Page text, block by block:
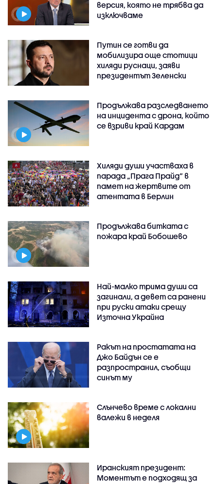
версия, която не трябва да
изключваме
Путин се готви да
мобилизира още стотици
хиляди руснаци, заяви
президентът Зеленски
Продължава разследването
на инцидента с дрона, който
се взриви край Кардам
Хиляди души участваха в
парада „Прага Прайд“ в
памет на жертвите от
атентата в Берлин
Продължава битката с
пожара край Бобошево
Най-малко трима души са
загинали, а девет са ранени
при руски атаки срещу
Източна Украйна
Ракът на простатата на
Джо Байдън се е
разпространил, съобщи
синът му
Слънчево време с локални
валежи в неделя
Иранският президент:
Моментът е подходящ за